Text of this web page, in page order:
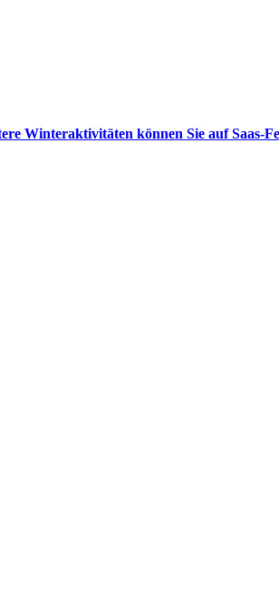
Winteraktivitäten können Sie auf Saas-